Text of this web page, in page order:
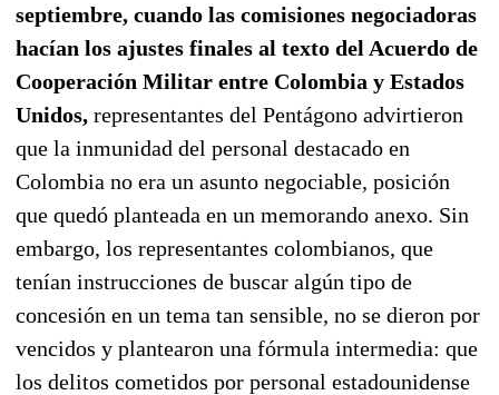
septiembre, cuando las comisiones negociadoras
hacían los ajustes finales al texto del Acuerdo de
Cooperación Militar entre Colombia y Estados
Unidos, representantes del Pentágono advirtieron
que la inmunidad del personal destacado en
Colombia no era un asunto negociable, posición
que quedó planteada en un memorando anexo. Sin
embargo, los representantes colombianos, que
tenían instrucciones de buscar algún tipo de
concesión en un tema tan sensible, no se dieron por
vencidos y plantearon una fórmula intermedia: que
los delitos cometidos por personal estadounidense